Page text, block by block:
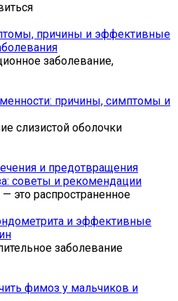
причины и эффективные
заболевание,
причины, симптомы и
слизистой оболочки
и предотвращения
советы и рекомендации
это распространенное
и эффективные
заболевание
фимоз у мальчиков и